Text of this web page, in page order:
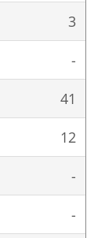
3
-
41
12
-
-